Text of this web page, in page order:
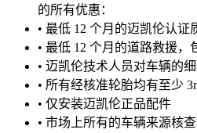
的所有优惠：
• 最低 12 个月的迈凯伦认证
• 最低 12 个月的道路救援
• 迈凯伦技术人员对车辆的
• 所有经核准轮胎均有至少
• 仅安装迈凯伦正品配件
• 市场上所有的车辆来源核